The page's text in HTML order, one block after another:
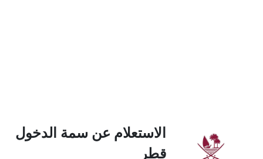
الاستعلام عن سمة الدخول
قطر